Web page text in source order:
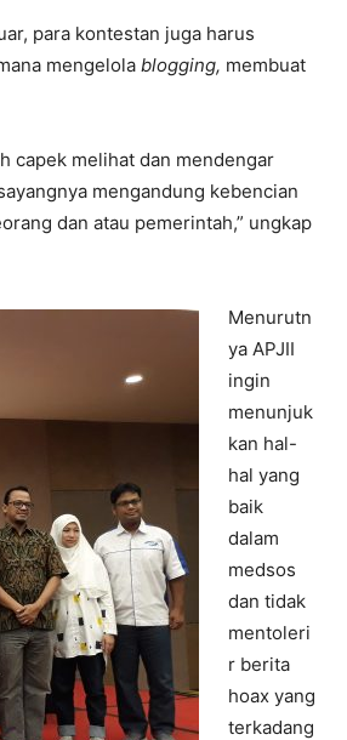
para kontestan juga harus
mengelola blogging, membuat
capek melihat dan mendengar
mengandung kebencian
dan atau pemerintah,” ungkap
Menurutn
ya APJII
ingin
menunjuk
kan hal-
hal yang
baik
dalam
medsos
dan tidak
mentoleri
r berita
hoax yang
terkadang